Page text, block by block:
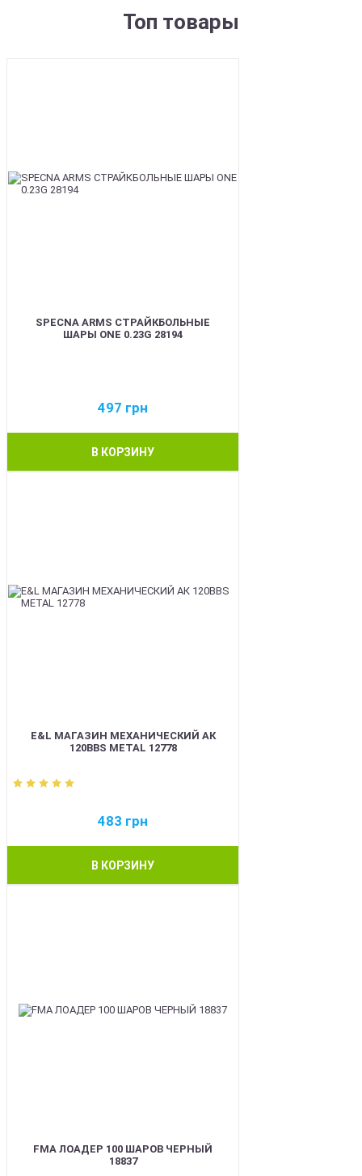
Топ товары
SPECNA ARMS СТРАЙКБОЛЬНЫЕ
ШАРЫ ONE 0.23G 28194
497 грн
В КОРЗИНУ
E&L МАГАЗИН МЕХАНИЧЕСКИЙ АК
120BBS METAL 12778
483 грн
В КОРЗИНУ
FMA ЛОАДЕР 100 ШАРОВ ЧЕРНЫЙ
18837